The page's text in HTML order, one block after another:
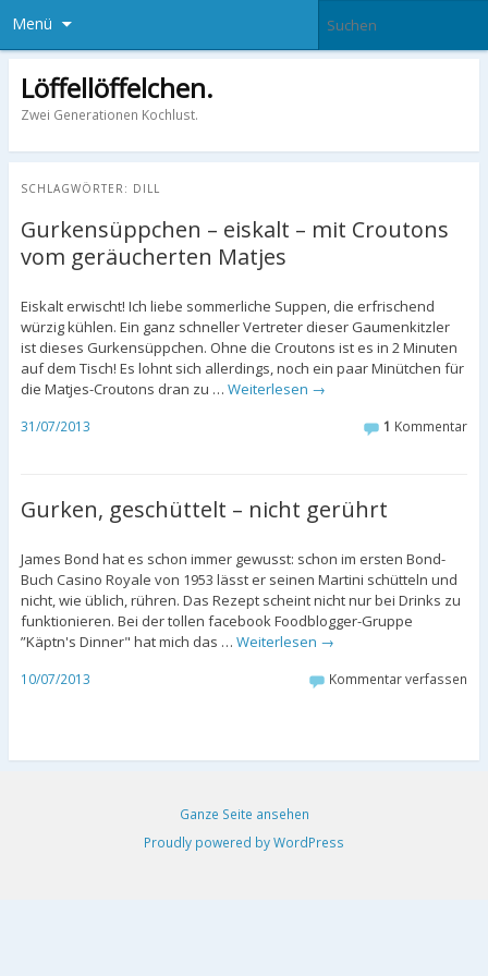
Menü
Löffellöffelchen.
Zwei Generationen Kochlust.
SCHLAGWÖRTER: DILL
Gurkensüppchen – eiskalt – mit Croutons
vom geräucherten Matjes
Eiskalt erwischt! Ich liebe sommerliche Suppen, die erfrischend
würzig kühlen. Ein ganz schneller Vertreter dieser Gaumenkitzler
ist dieses Gurkensüppchen. Ohne die Croutons ist es in 2 Minuten
auf dem Tisch! Es lohnt sich allerdings, noch ein paar Minütchen für
die Matjes-Croutons dran zu … Weiterlesen →
31/07/2013 1 Kommentar
Gurken, geschüttelt – nicht gerührt
James Bond hat es schon immer gewusst: schon im ersten Bond-
Buch Casino Royale von 1953 lässt er seinen Martini schütteln und
nicht, wie üblich, rühren. Das Rezept scheint nicht nur bei Drinks zu
funktionieren. Bei der tollen facebook Foodblogger-Gruppe
”Käptn's Dinner" hat mich das … Weiterlesen →
10/07/2013 Kommentar verfassen
Ganze Seite ansehen
Proudly powered by WordPress